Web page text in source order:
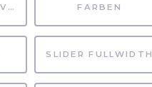
MP4, YOUTUBE, VIMEO FARBEN
SLIDER FULLWIDTH